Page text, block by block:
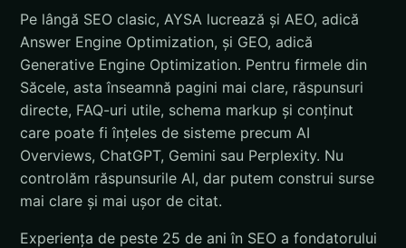
Pe lângă SEO clasic, AYSA lucrează și AEO, adică
Answer Engine Optimization, și GEO, adică
Generative Engine Optimization. Pentru firmele din
Săcele, asta înseamnă pagini mai clare, răspunsuri
directe, FAQ-uri utile, schema markup și conținut
care poate fi înțeles de sisteme precum AI
Overviews, ChatGPT, Gemini sau Perplexity. Nu
controlăm răspunsurile AI, dar putem construi surse
mai clare și mai ușor de citat.
Experiența de peste 25 de ani în SEO a fondatorului